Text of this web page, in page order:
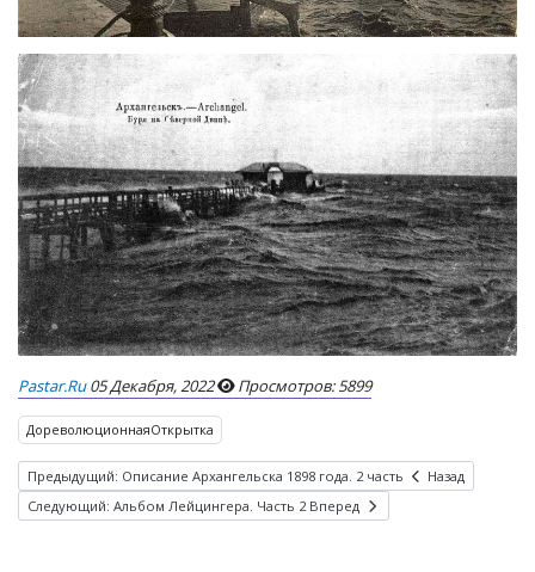
Pastar.ru 05 Декабря, 2022 Просмотров: 5899
ДореволюционнаяОткрытка
Предыдущий: Описание Архангельска 1898 года. 2 часть
Назад
Следующий: Альбом Лейцингера. Часть 2 Вперед